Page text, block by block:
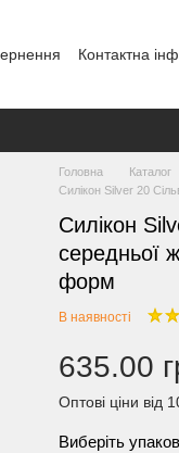
Контактна
Головна Каталог
Силікон Silver 20
Силікон
середньої
форм
В наявності
635.00
Оптові ціни від
Виберіть